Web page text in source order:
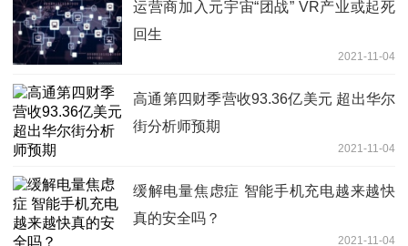
运营商加入元宇宙“团战” VR产业或起死
回生
2021-11-04
高通第四财季营收93.36亿美元 超出华尔
街分析师预期
2021-11-04
缓解电量焦虑症 智能手机充电越来越快
真的安全吗？
2021-11-04